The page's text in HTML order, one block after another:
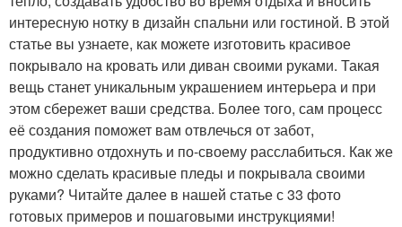
интересную нотку в дизайн спальни или гостиной. В этой
статье вы узнаете, как можете изготовить красивое
покрывало на кровать или диван своими руками. Такая
вещь станет уникальным украшением интерьера и при
этом сбережет ваши средства. Более того, сам процесс
её создания поможет вам отвлечься от забот,
продуктивно отдохнуть и по-своему расслабиться. Как же
можно сделать красивые пледы и покрывала своими
руками? Читайте далее в нашей статье с 33 фото
готовых примеров и пошаговыми инструкциями!